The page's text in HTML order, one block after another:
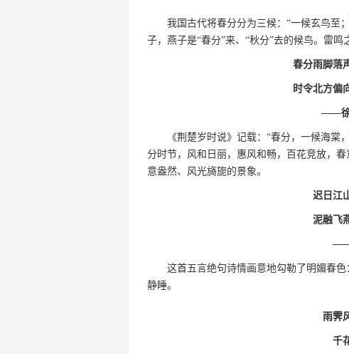
我国古代将春分分为三候：“一候玄鸟至
子，燕子是“春分”来、“秋分”去的候鸟。雷鸣
春分雨脚落
时令北方偏
——徐
《荆楚岁时说》记载：“春分，一候海
分时节，风和日丽，惠风和畅，百花竞放，
意盎然、风光旖旎的景象。
迟日江
泥融飞
——
这首五言绝句诗情画意地勾勒了明媚春
静睡。
雨霁
千